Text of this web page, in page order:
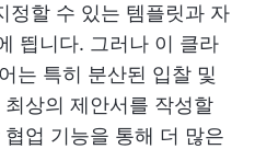
정할 수 있는 템플릿과 자
띕니다. 그러나 이 클라
는 특히 분산된 입찰 및
상의 제안서를 작성할
업 기능을 통해 더 많은